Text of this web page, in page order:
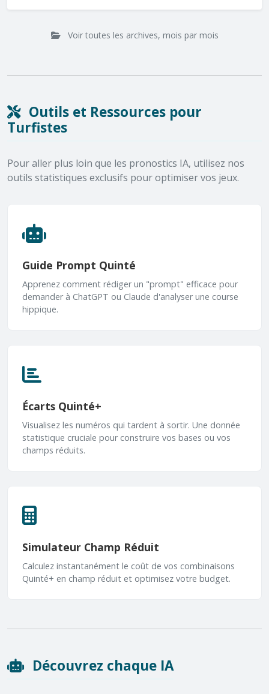
Voir toutes les archives, mois par mois
Outils et Ressources pour
Turfistes
Pour aller plus loin que les pronostics IA, utilisez nos
outils statistiques exclusifs pour optimiser vos jeux.
Guide Prompt Quinté
Apprenez comment rédiger un "prompt" efficace pour
demander à ChatGPT ou Claude d'analyser une course
hippique.
Écarts Quinté+
Visualisez les numéros qui tardent à sortir. Une donnée
statistique cruciale pour construire vos bases ou vos
champs réduits.
Simulateur Champ Réduit
Calculez instantanément le coût de vos combinaisons
Quinté+ en champ réduit et optimisez votre budget.
Découvrez chaque IA